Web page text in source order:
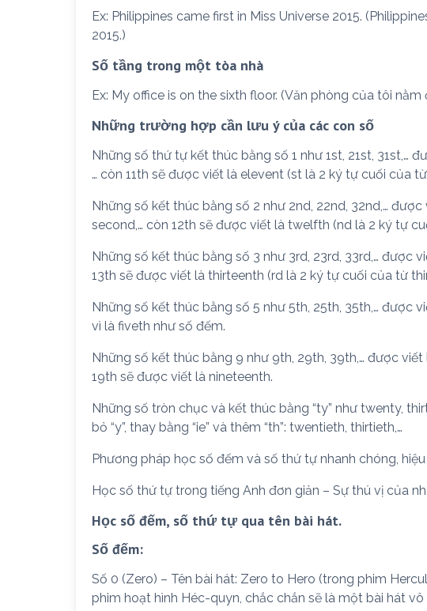
Ex: Philippines came first in Miss Universe 2015.
2015.)
Số tầng trong một tòa nhà
Ex: My office is on the sixth floor. (Văn phòng của tôi
Những trường hợp cần lưu ý của các con số
Những số thứ tự kết thúc bằng số 1 như 1st, 21st, 31st,…
… còn 11th sẽ được viết là elevent (st là 2 ký tự cuối của
Những số kết thúc bằng số 2 như 2nd, 22nd, 32nd,…
second,… còn 12th sẽ được viết là twelfth (nd là 2 ký tự
Những số kết thúc bằng số 3 như 3rd, 23rd, 33rd,… được
13th sẽ được viết là thirteenth (rd là 2 ký tự cuối của từ
Những số kết thúc bằng số 5 như 5th, 25th, 35th,… được
vì là fiveth như số đếm.
Những số kết thúc bằng 9 như 9th, 29th, 39th,… được
19th sẽ được viết là nineteenth.
Những số tròn chục và kết thúc bằng “ty” như twenty,
bỏ “y”, thay bằng “ie” và thêm “th”: twentieth, thirtieth,…
Phương pháp học số đếm và số thứ tự nhanh chóng,
Học số thứ tự trong tiếng Anh đơn giản – Sự thú vị của
Học số đếm, số thứ tự qua tên bài hát.
Số đếm:
Số 0 (Zero) – Tên bài hát: Zero to Hero (trong phim
phim hoạt hình Héc-quyn, chắc chắn sẽ là một bài hát